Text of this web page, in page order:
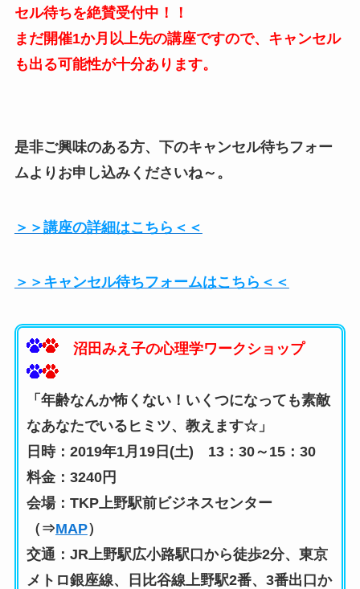
セル待ちを絶賛受付中！！
まだ開催1か月以上先の講座ですので、キャンセル
も出る可能性が十分あります。
是非ご興味のある方、下のキャンセル待ちフォー
ムよりお申し込みくださいね～。
＞＞講座の詳細はこちら＜＜
＞＞キャンセル待ちフォームはこちら＜＜
沼田みえ子の心理学ワークショップ
「年齢なんか怖くない！いくつになっても素敵
なあなたでいるヒミツ、教えます☆」
日時：2019年1月19日(土) 13：30～15：30
料金：3240円
会場：TKP上野駅前ビジネスセンター
（⇒MAP）
交通：JR上野駅広小路駅口から徒歩2分、東京
メトロ銀座線、日比谷線上野駅2番、3番出口か